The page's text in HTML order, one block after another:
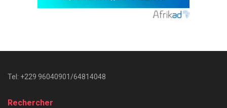
Tel: +229 96040901/64814048
Rechercher